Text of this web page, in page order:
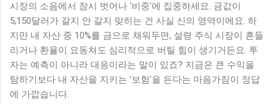
시장의 소음에서 잠시 벗어나 '비중'에 집중하세요. 금값이
5,150달러가 갈지 안 갈지 맞히는 건 사실 신의 영역이에요. 하
지만 내 자산 중 10%를 금으로 채워두면, 설령 주식 시장이 흔들
리거나 환율이 요동쳐도 심리적으로 버틸 힘이 생기거든요. 투
자는 예측이 아니라 대응이라는 말이 있죠? 지금은 큰 수익을
탐하기보다 내 자산을 지키는 '보험'을 든다는 마음가짐이 정답
에 가깝습니다.